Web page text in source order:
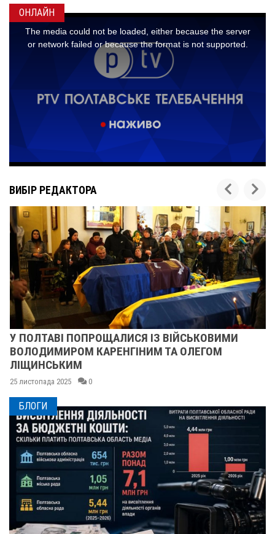
ОНЛАЙН
ВИБІР РЕДАКТОРА
У ПОЛТАВІ ПОПРОЩАЛИСЯ ІЗ ВІЙСЬКОВИМИ
ВОЛОДИМИРОМ КАРЕНГІНИМ ТА ОЛЕГОМ
ЛІЩИНСЬКИМ
25 листопада 2025 0
БЛОГИ